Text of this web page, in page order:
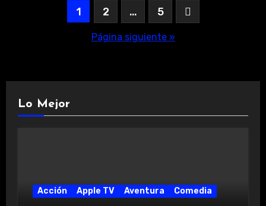
Paginación
1 2 … 5
Página siguiente »
Lo Mejor
Acción Apple TV Aventura Comedia